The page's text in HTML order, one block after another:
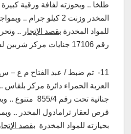
طلخا .. وبحوزته لفافة ورقية كبيرة
المخدر وزنت 2 كيلو جرام
للمواد المخدرة بقصد الإتجار ..
رقم 17106 جنايات مركز شربين لسنه 2015م
العزبة الحمراء دائرة مركز
قرص لعقار ترامادول المخدر ..
بحيازته للمواد المخدرة بقصد الإتجار